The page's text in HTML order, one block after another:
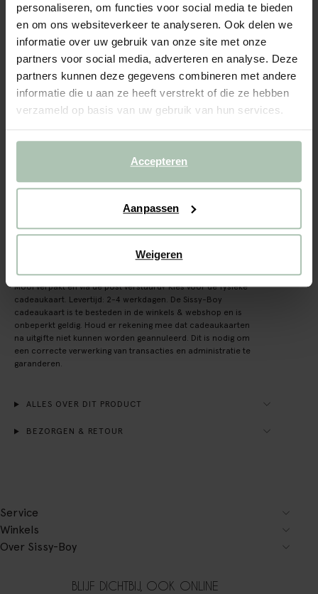
personaliseren, om functies voor social media te bieden
en om ons websiteverkeer te analyseren. Ook delen we
informatie over uw gebruik van onze site met onze
partners voor social media, adverteren en analyse. Deze
partners kunnen deze gegevens combineren met andere
informatie die u aan ze heeft verstrekt of die ze hebben
verzameld op basis van uw gebruik van hun services.
Accepteren
Aanpassen
Weigeren
Gekozen maat: Onesize
Levertijd: 0 werkdag(en)
IN WINKELMAND
BEKIJK WINKELVOORRAAD
Gratis verzending naar winkel
Snelle levering
Verras je geliefden met het perfecte cadeau: de Sissy-Boy
cadeaukaart. Last-minute cadeau? Kies voor de digitale
cadeaukaart, en ontvang of verstuur deze direct via e-mail.
Mooi verpakt en via de post verstuurd? Kies voor de fysieke
cadeaukaart. Levertijd: 2-4 werkdagen. De Sissy-Boy
cadeaukaart is te besteden in de winkels & webshop en is
onbeperkt geldig. Houd er rekening mee dat cadeaukaarten
na uitgifte niet kunnen worden geannuleerd. Dit is nodig om
een correcte verwerking van transacties en administratie te
garanderen.
ALLES OVER DIT PRODUCT
BEZORGEN & RETOUR
Service
Winkels
Over Sissy-Boy
BLIJF DICHTBIJ, OOK ONLINE